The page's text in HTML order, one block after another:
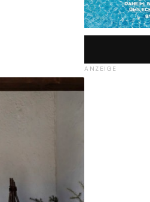
ANZEIGE